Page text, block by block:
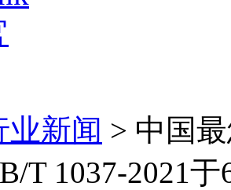
业新闻 > 中国
T 1037-2021